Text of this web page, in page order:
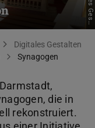
t
t
Digitales Gestalten
Synagogen
die in
rekonstruiert.